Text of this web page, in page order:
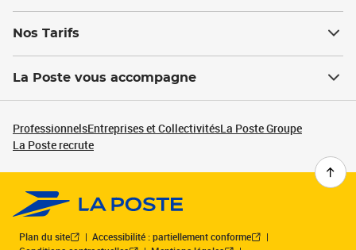
Nos Tarifs
La Poste vous accompagne
ProfessionnelsEntreprises et CollectivitésLa Poste Groupe
La Poste recrute
Plan du site
Accessibilité : partiellement conforme